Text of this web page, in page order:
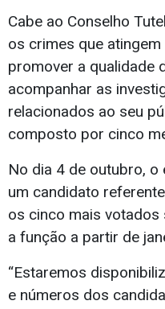
Cabe ao Conselho
os crimes que
promover a qualidade
acompanhar as
relacionados ao seu
composto por cinco
No dia 4 de outubro, o
um candidato
os cinco mais
a função a partir de
“Estaremos
e números dos